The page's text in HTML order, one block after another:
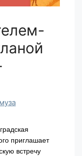
приглашает
встречу